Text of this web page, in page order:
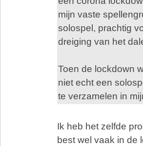
mijn vaste
solospel, prachtig
dreiging van het
Toen de lockdown
niet echt een
te verzamelen in
Ik heb het zelfde
best wel vaak in de